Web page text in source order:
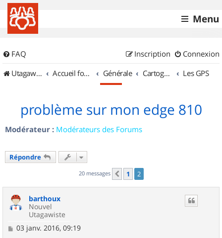
Menu
FAQ Connexion
Inscription
UtagawaVTT (Randos VTT et VTTAE avec traces GPS)
Accueil forum Générale Cartographie et GPS Les GPS
problème sur mon edge 810
Modérateur : Modérateurs des Forums
Répondre
20 messages Précédent
1 2
barthoux
Nouvel
Utagawiste
M
03 janv. 2016, 09:19